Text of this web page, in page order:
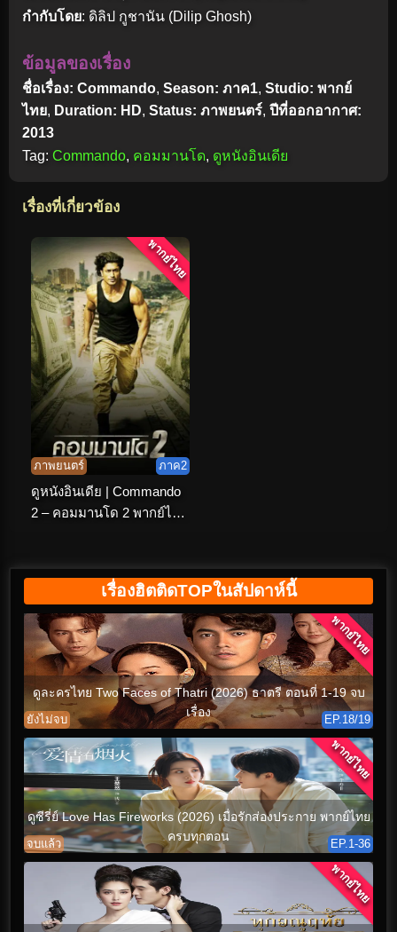
กำกับโดย: ดิลิป กูชานัน (Dilip Ghosh)
ข้อมูลของเรื่อง
ชื่อเรื่อง: Commando, Season: ภาค1, Studio: พากย์
ไทย, Duration: HD, Status: ภาพยนตร์, ปีที่ออกอากาศ:
2013
Tag: Commando, คอมมานโด, ดูหนังอินเดีย
เรื่องที่เกี่ยวข้อง
ภาพยนตร์ ภาค2
พากย์ไทย
ดูหนังอินเดีย | Commando
2 – คอมมานโด 2 พากย์ไทย
เรื่องฮิตติดTOPในสัปดาห์นี้
ดูละครไทย Two Faces of Thatri (2026) ธาตรี ตอนที่ 1-19 จบ
เรื่อง
ยังไม่จบ EP.18/19
พากย์ไทย
ดูซีรี่ย์ Love Has Fireworks (2026) เมื่อรักส่องประกาย พากย์ไทย
ครบทุกตอน
จบแล้ว EP.1-36
พากย์ไทย
พากย์ไทย